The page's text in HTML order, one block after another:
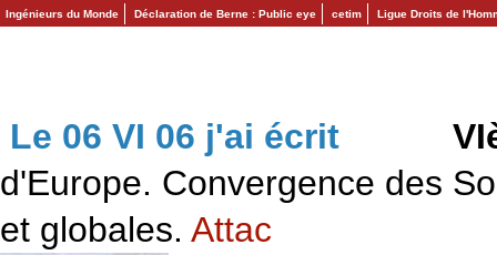
Ingénieurs du Monde Déclaration de Berne : Public eye cetim Ligue Droits de
Le 06 VI 06 j'ai écrit
d'Europe. Convergence des
et globales. Attac